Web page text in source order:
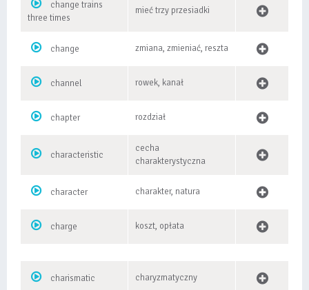
change trains
three times
mieć trzy przesiadki
change zmiana, zmieniać, reszta
channel rowek, kanał
chapter rozdział
characteristic
cecha
charakterystyczna
character charakter, natura
charge koszt, opłata
charismatic charyzmatyczny